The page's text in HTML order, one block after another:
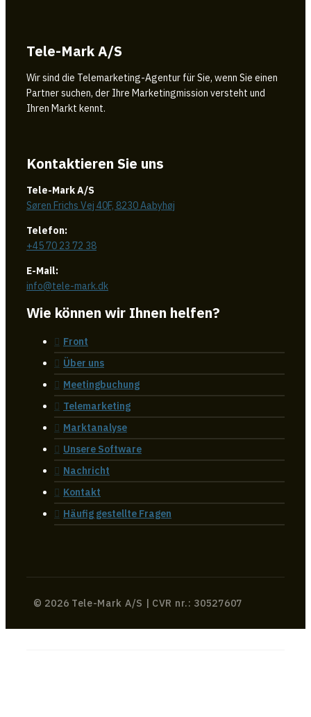
Tele-Mark A/S
Wir sind die Telemarketing-Agentur für Sie, wenn Sie einen
Partner suchen, der Ihre Marketingmission versteht und
Ihren Markt kennt.
Kontaktieren Sie uns
Tele-Mark A/S
Søren Frichs Vej 40F, 8230 Aabyhøj
Telefon:
+45 70 23 72 38
E-Mail:
info@tele-mark.dk
Wie können wir Ihnen helfen?
Front
Über uns
Meetingbuchung
Telemarketing
Marktanalyse
Unsere Software
Nachricht
Kontakt
Häufig gestellte Fragen
© 2026 Tele-Mark A/S | CVR nr.: 30527607